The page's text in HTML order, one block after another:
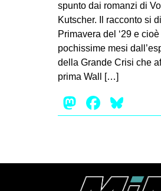
MOVIMENTI
AMBIENTE
DIRITTO
GENERI
MIGRAZIONI
STUDENTI
spunto dai romanzi di
Kutscher. Il racconto si
Primavera del ‘29 e cioè
pochissime mesi
della Grande Crisi che
prima Wall […]
Mastodon